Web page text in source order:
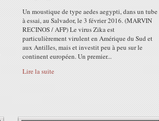
Un moustique de type aedes aegypti, dans un tube
à essai, au Salvador, le 3 février 2016. (MARVIN
RECINOS / AFP) Le virus Zika est
particulièrement virulent en Amérique du Sud et
aux Antilles, mais et investit peu à peu sur le
continent européen. Un premier...
Lire la suite